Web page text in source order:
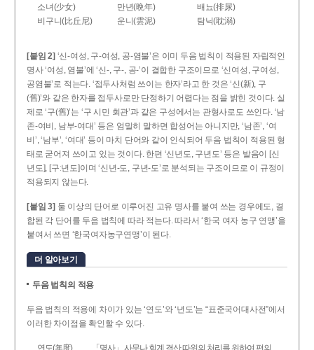
소녀(少女) 만년(晩年)
배뇨(排尿)
비구니(比丘尼)
운니(雲泥) 탐닉(耽溺)
[붙임 2] ‘신-여성, 구-여성, 공-염불’은 이미 두음 법칙이 적용된 자립적인
명사 ‘여성, 염불’에 ‘신-, 구-, 공-’이 결합한 구조이므로 ‘신여성, 구여성,
공염불’로 적는다. ‘접두사처럼 쓰이는 한자’라고 한 것은 ‘신(新), 구
(舊)’와 같은 한자를 접두사로만 단정하기 어렵다는 점을 밝힌 것이다. 실
제로 ‘구(舊)’는 ‘구 시민 회관’과 같은 구성에서는 관형사로도 쓰인다. ‘남
존­-여비, 남부-­여대’ 등은 엄밀히 말하면 합성어는 아니지만, ‘남존’, ‘여
비’, ‘남부’, ‘여대’ 등이 마치 단어와 같이 인식되어 두음 법칙이 적용된 형
태로 굳어져 쓰이고 있는 것이다. 한편 ‘신년도, 구년도’ 등은 발음이 [신
년도], [구ː년도]이며 ‘신년­-도, 구년-­도’로 분석되는 구조이므로 이 규정이
적용되지 않는다.
[붙임 3] 둘 이상의 단어로 이루어진 고유 명사를 붙여 쓰는 경우에도, 결
합된 각 단어를 두음 법칙에 따라 적는다. 따라서 ‘한국 여자 농구 연맹’을
붙여서 쓰면 ‘한국여자농구연맹’이 된다.
더 알아보기
두음 법칙의 적용
두음 법칙의 적용에 차이가 있는 ‘연도’와 ‘년도’는 “표준국어대사전”에서
이러한 차이점을 확인할 수 있다.
연도(年度)
「명사」 사무나 회계 결산 따위의 처리를 위하여 편의